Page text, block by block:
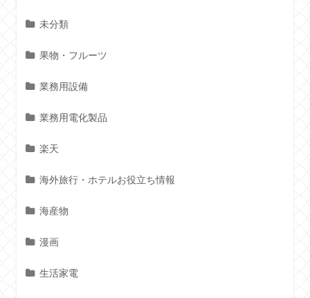
未分類
果物・フルーツ
業務用設備
業務用電化製品
楽天
海外旅行・ホテルお役立ち情報
海産物
漫画
生活家電